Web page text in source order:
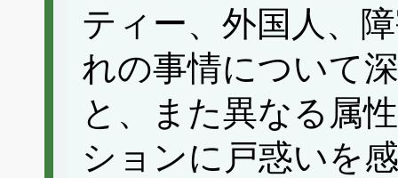
ティー、外国人、
れの事情について
と、また異なる属
ションに戸惑いを